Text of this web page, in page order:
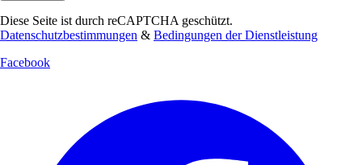
Diese Seite ist durch reCAPTCHA geschützt.
Datenschutzbestimmungen & Bedingungen der Dienstleistung
Facebook